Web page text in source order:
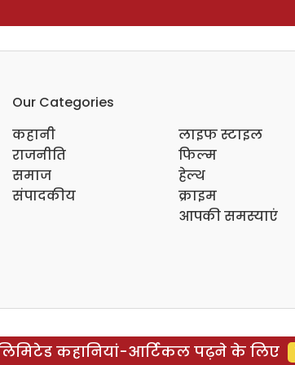
Our Categories
कहानी
राजनीति
समाज
संपादकीय
लाइफ स्टाइल
फिल्म
हेल्थ
क्राइम
आपकी समस्याएं
कहानियां-आर्टिकल पढ़ने के लिए